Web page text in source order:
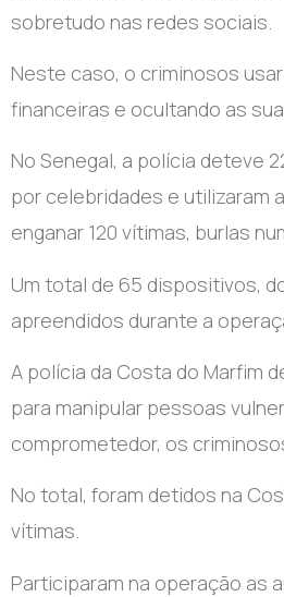
sobretudo nas redes sociais.
Neste caso, o criminosos
financeiras e ocultando as
No Senegal, a polícia deteve
por celebridades e utilizaram
enganar 120 vítimas, burlas
Um total de 65 dispositivos,
apreendidos durante a
A polícia da Costa do Marfim
para manipular pessoas
comprometedor, os
No total, foram detidos na
vítimas.
Participaram na operação as